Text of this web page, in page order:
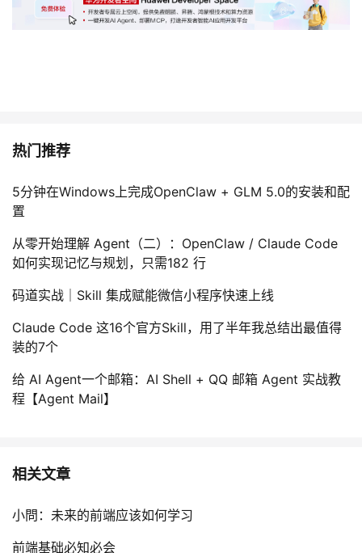
热门推荐
5分钟在Windows上完成OpenClaw + GLM 5.0的安装和配
置
从零开始理解 Agent（二）：OpenClaw / Claude Code
如何实现记忆与规划，只需182 行
码道实战｜Skill 集成赋能微信小程序快速上线
Claude Code 这16个官方Skill，用了半年我总结出最值得
装的7个
给 AI Agent一个邮箱：AI Shell + QQ 邮箱 Agent 实战教
程【Agent Mail】
相关文章
小問：未来的前端应该如何学习
前端基础必知必会